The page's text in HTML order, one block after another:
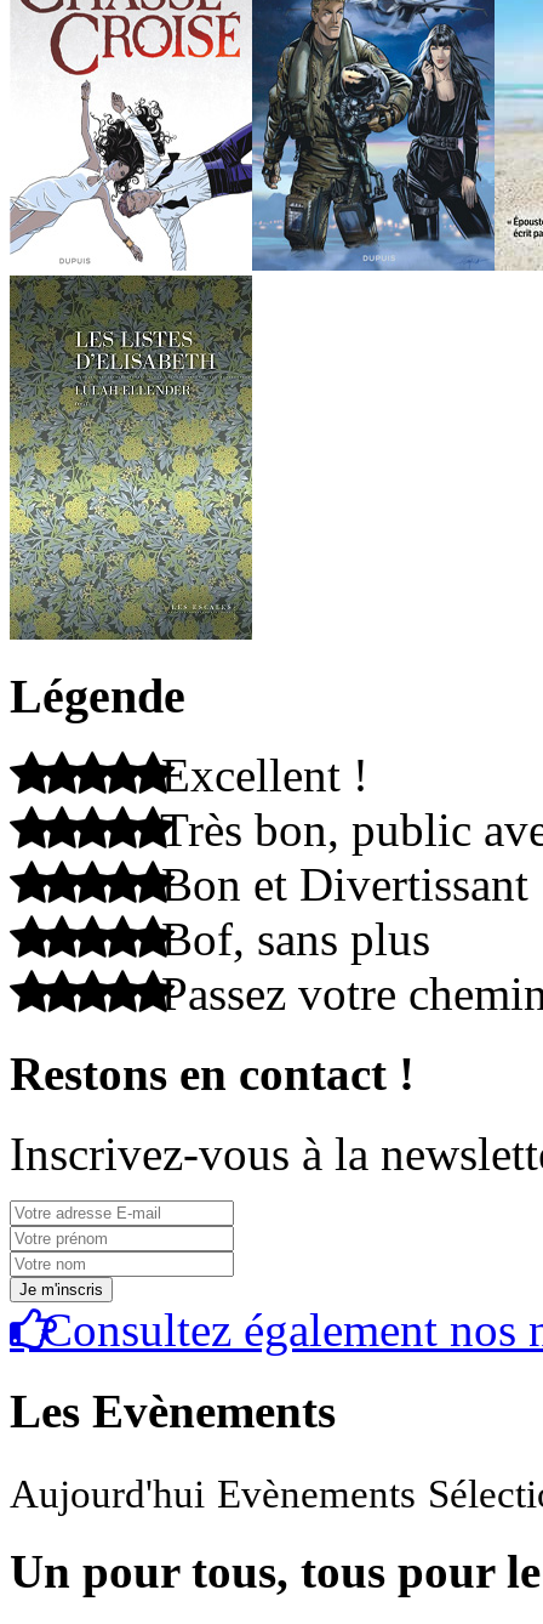
Légende
Excellent !
Très bon, public
Bon et Divertissant
Bof, sans plus
Passez votre
Restons en contact !
Inscrivez-vous à la
Consultez également nos
Les Evènements
Aujourd'hui Evènements
Un pour tous, tous pour